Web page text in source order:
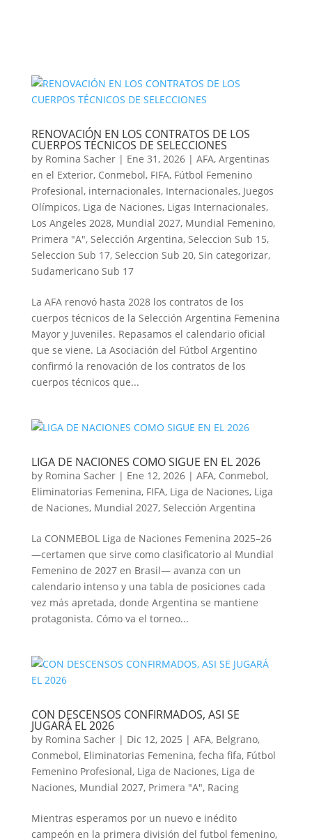
RENOVACIÓN EN LOS CONTRATOS DE LOS
CUERPOS TÉCNICOS DE SELECCIONES
by Romina Sacher| Ene 31, 2026| AFA, Argentinas
en el Exterior, Conmebol, FIFA, Fútbol Femenino
Profesional, internacionales, Internacionales, Juegos
Olímpicos, Liga de Naciones, Ligas Internacionales,
Los Angeles 2028, Mundial 2027, Mundial Femenino,
Primera "A", Selección Argentina, Seleccion Sub 15,
Seleccion Sub 17, Seleccion Sub 20, Sin categorizar,
Sudamericano Sub 17
La AFA renovó hasta 2028 los contratos de los
cuerpos técnicos de la Selección Argentina Femenina
Mayor y Juveniles. Repasamos el calendario oficial
que se viene. La Asociación del Fútbol Argentino
confirmó la renovación de los contratos de los
cuerpos técnicos que...
LIGA DE NACIONES COMO SIGUE EN EL 2026
by Romina Sacher| Ene 12, 2026| AFA, Conmebol,
Eliminatorias Femenina, FIFA, Liga de Naciones, Liga
de Naciones, Mundial 2027, Selección Argentina
La CONMEBOL Liga de Naciones Femenina 2025–26
—certamen que sirve como clasificatorio al Mundial
Femenino de 2027 en Brasil— avanza con un
calendario intenso y una tabla de posiciones cada
vez más apretada, donde Argentina se mantiene
protagonista. Cómo va el torneo...
CON DESCENSOS CONFIRMADOS, ASI SE
JUGARÁ EL 2026
by Romina Sacher| Dic 12, 2025 | AFA, Belgrano,
Conmebol, Eliminatorias Femenina, fecha fifa, Fútbol
Femenino Profesional, Liga de Naciones, Liga de
Naciones, Mundial 2027, Primera "A", Racing
Mientras esperamos por un nuevo e inédito
campeón en la primera división del futbol femenino,